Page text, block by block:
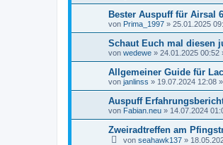
Bester Auspuff für Airsal
von Prima_1997 » 25.01.2025
Schaut Euch mal diesen
von wedewe » 24.01.2025 00:52
Allgemeiner Guide für
von janlinss » 19.07.2024 12:08
Auspuff
von Fabian.neu » 14.07.2024
Zweiradtreffen am
von seahawk137 »